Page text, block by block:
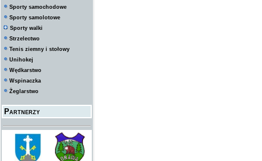
Sporty samochodowe
Sporty samolotowe
Sporty walki
Strzelectwo
Tenis ziemny i stołowy
Unihokej
Wędkarstwo
Wspinaczka
Żeglarstwo
Partnerzy